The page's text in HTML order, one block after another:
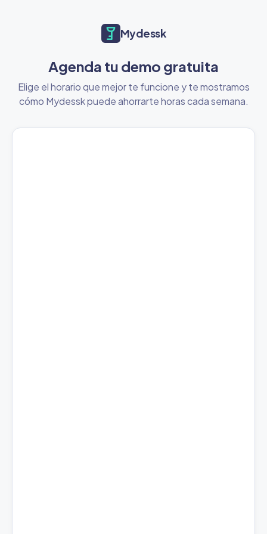
Mydessk
Agenda tu demo gratuita
Elige el horario que mejor te funcione y te mostramos
cómo Mydessk puede ahorrarte horas cada semana.